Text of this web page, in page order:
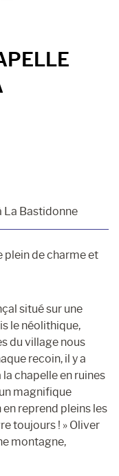
La Bastidonne
plein de charme et
situé sur une
le néolithique,
du village nous
recoin, il y a
la chapelle en ruines
magnifique
en reprend pleins les
toujours ! » Oliver
montagne,